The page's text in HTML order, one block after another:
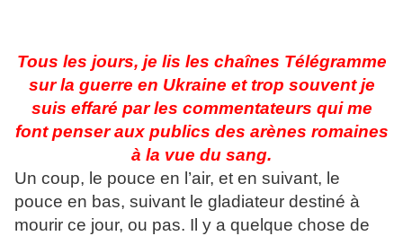
Tous les jours, je lis les chaînes Télégramme
sur la guerre en Ukraine et trop souvent je
suis effaré par les commentateurs qui me
font penser aux publics des arènes romaines
à la vue du sang.
Un coup, le pouce en l’air, et en suivant, le
pouce en bas, suivant le gladiateur destiné à
mourir ce jour, ou pas. Il y a quelque chose de